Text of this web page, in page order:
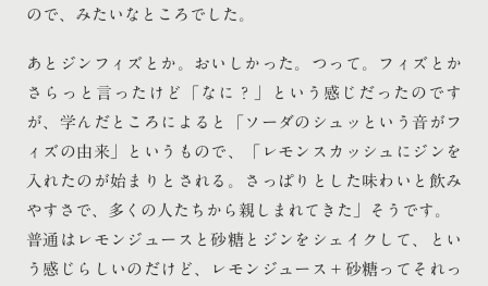
ので、みたいなところでした。
あとジンフィズとか。おいしかった。つって。フィズとか
さらっと言ったけど「なに？」という感じだったのです
が、学んだところによると「ソーダのシュッという音がフ
ィズの由来」というもので、「レモンスカッシュにジンを
入れたのが始まりとされる。さっぱりとした味わいと飲み
やすさで、多くの人たちから親しまれてきた」そうです。
普通はレモンジュースと砂糖とジンをシェイクして、とい
う感じらしいのだけど、レモンジュース＋砂糖ってそれっ